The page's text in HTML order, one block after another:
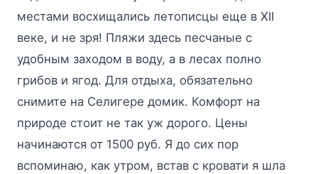
местами восхищались летописцы еще в XII
веке, и не зря! Пляжи здесь песчаные с
удобным заходом в воду, а в лесах полно
грибов и ягод. Для отдыха, обязательно
снимите на Селигере домик. Комфорт на
природе стоит не так уж дорого. Цены
начинаются от 1500 руб. Я до сих пор
вспоминаю, как утром, встав с кровати я шла